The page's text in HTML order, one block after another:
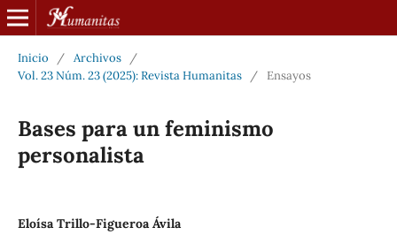
Inicio / Archivos
/
Vol. 23 Núm. 23 (2025): Revista Humanitas
/ Ensayos
Bases para un feminismo
personalista
Eloísa Trillo-Figueroa Ávila